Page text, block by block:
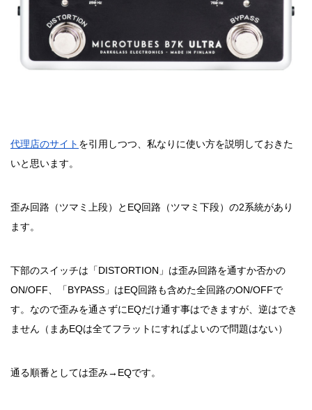
代理店のサイト を引用しつつ、私なりに使い方を説明しておきた
いと思います。
歪み回路（ツマミ上段）とEQ回路（ツマミ下段）の2系統があり
ます。
下部のスイッチは「DISTORTION」は歪み回路を通すか否かの
ON/OFF、「BYPASS」はEQ回路も含めた全回路のON/OFFで
す。なので歪みを通さずにEQだけ通す事はできますが、逆はでき
ません（まあEQは全てフラットにすればよいので問題はない）
通る順番としては歪み→EQです。